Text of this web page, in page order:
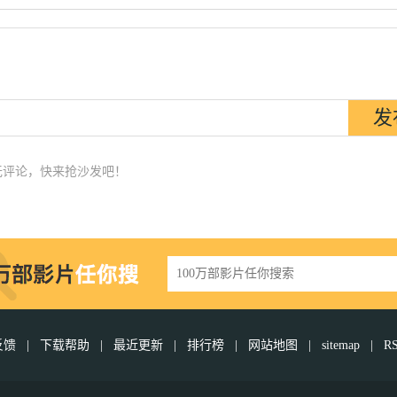
论，快来抢沙发吧！
馈 | 下载帮助 | 最近更新 | 排行榜 | 网站地图 | sitemap |